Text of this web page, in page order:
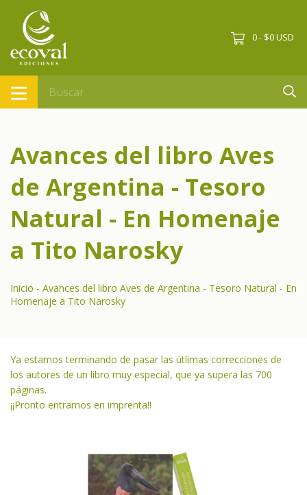
0 - $0 USD
Avances del libro Aves
de Argentina - Tesoro
Natural - En Homenaje
a Tito Narosky
Inicio - Avances del libro Aves de Argentina - Tesoro Natural - En
Homenaje a Tito Narosky
Ya estamos terminando de pasar las útlimas correcciones de
los autores de un libro muy especial, que ya supera las 700
páginas.
¡¡Pronto entramos en imprenta!!